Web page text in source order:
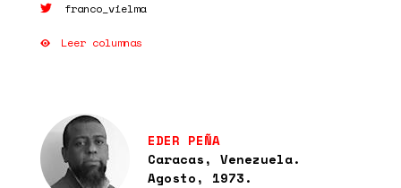
franco_vielma
Leer columnas
EDER PEÑA
Caracas, Venezuela.
Agosto, 1973.